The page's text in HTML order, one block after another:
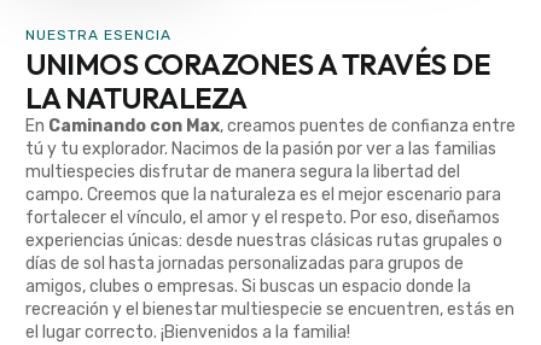
NUESTRA ESENCIA
UNIMOS CORAZONES A TRAVÉS DE
LA NATURALEZA
En Caminando con Max, creamos puentes de confianza entre
tú y tu explorador. Nacimos de la pasión por ver a las familias
multiespecies disfrutar de manera segura la libertad del
campo. Creemos que la naturaleza es el mejor escenario para
fortalecer el vínculo, el amor y el respeto. Por eso, diseñamos
experiencias únicas: desde nuestras clásicas rutas grupales o
días de sol hasta jornadas personalizadas para grupos de
amigos, clubes o empresas. Si buscas un espacio donde la
recreación y el bienestar multiespecie se encuentren, estás en
el lugar correcto. ¡Bienvenidos a la familia!